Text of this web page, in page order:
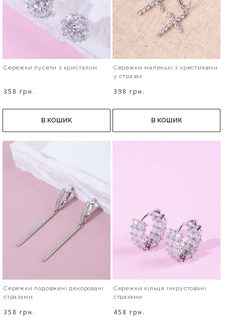
Сережки пусети з кристалом
358 грн.
В КОШИК
Сережки маленькі з хрестиками
у стразах
398 грн.
В КОШИК
Сережки подовжені декоровані
стразами
358 грн.
Сережки кільця інкрустовані
стразами
458 грн.